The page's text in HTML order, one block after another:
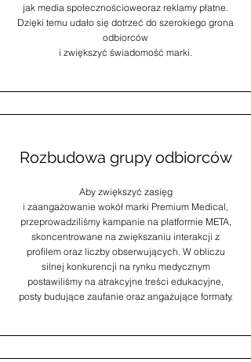
jak media społecznościoweoraz reklamy płatne.
Dzięki temu udało się dotrzeć do szerokiego grona
odbiorców
i zwiększyć świadomość marki.
Rozbudowa grupy odbiorców
Aby zwiększyć zasięg
i zaangażowanie wokół marki Premium Medical,
przeprowadziliśmy kampanie na platformie META,
skoncentrowane na zwiększaniu interakcji z
profilem oraz liczby obserwujących. W obliczu
silnej konkurencji na rynku medycznym
postawiliśmy na atrakcyjne treści edukacyjne,
posty budujące zaufanie oraz angażujące formaty.